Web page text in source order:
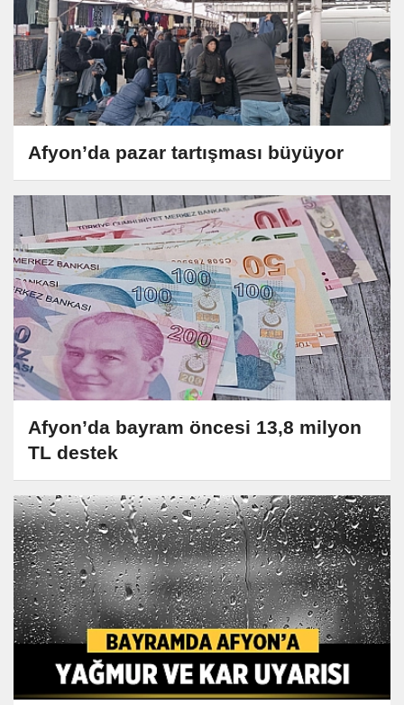
Afyon’da pazar tartışması büyüyor
Afyon’da bayram öncesi 13,8 milyon
TL destek